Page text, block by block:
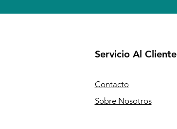
Servicio Al Cliente
Contacto
Sobre Nosotros